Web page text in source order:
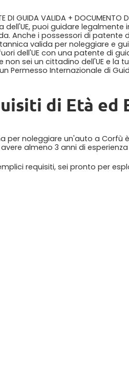
DI GUIDA VALIDA +
dell'UE, puoi guidare
Anche i possessori di patente
valida per noleggiare e
dell'UE con una patente di
non sei un cittadino dell'UE e la
Permesso Internazionale di
di Età ed
per noleggiare un'auto a Corfù è
almeno 3 anni di
requisiti, sei pronto per